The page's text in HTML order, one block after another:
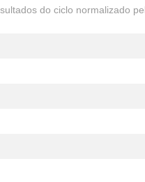
do ciclo normalizado